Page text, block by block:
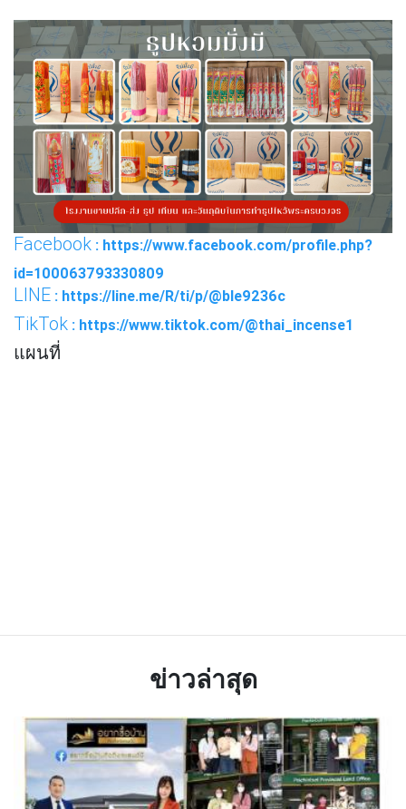
Facebook : https://www.facebook.com/profile.php?
id=100063793330809
LINE : https://line.me/R/ti/p/@ble9236c
TikTok : https://www.tiktok.com/@thai_incense1
แผนที่
ข่าวล่าสุด